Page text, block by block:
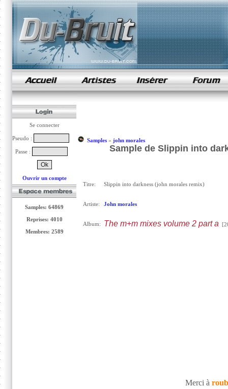
samples de rap
Se connecter
Pseudo :
Passe :
Ouvrir un compte
Samples: 64869
Reprises: 4010
Membres: 2589
Samples» john morales
Sample de Slippin into
Titre: Slippin into darkness (john morales remix)
Artiste: John morales
Album: The m+m mixes volume 2 part a
Merci à